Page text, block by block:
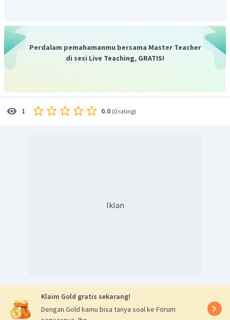
Perdalam pemahamanmu bersama Master Teacher
di sesi Live Teaching, GRATIS!
1 0.0 (0 rating)
Iklan
Klaim Gold gratis sekarang!
Dengan Gold kamu bisa tanya soal ke Forum